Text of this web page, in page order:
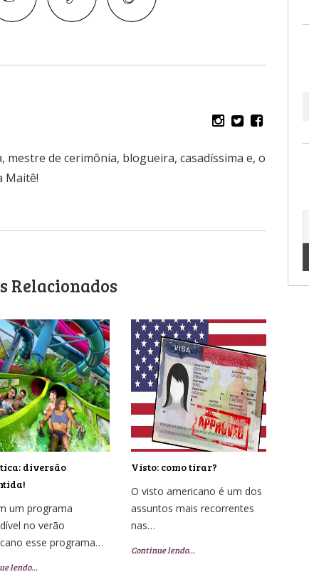
de cerimônia, blogueira, casadíssima e, o
Maitê!
Relacionados
diversão
um programa
no verão
esse programa…
lendo…
Visto: como tirar?
O visto americano é um dos
assuntos mais recorrentes
nas…
Continue lendo…